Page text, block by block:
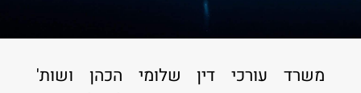
משרד עורכי דין שלומי הכהן ושות'